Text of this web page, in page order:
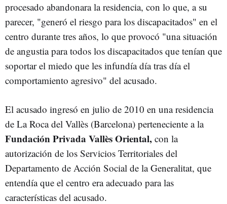
procesado abandonara la residencia, con lo que, a su
parecer, "generó el riesgo para los discapacitados" en el
centro durante tres años, lo que provocó "una situación
de angustia para todos los discapacitados que tenían que
soportar el miedo que les infundía día tras día el
comportamiento agresivo" del acusado.
El acusado ingresó en julio de 2010 en una residencia
de La Roca del Vallès (Barcelona) perteneciente a la
Fundación Privada Vallès Oriental, con la
autorización de los Servicios Territoriales del
Departamento de Acción Social de la Generalitat, que
entendía que el centro era adecuado para las
características del acusado.